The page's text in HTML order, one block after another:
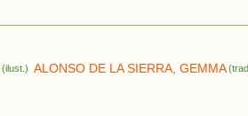
(ilust.) ALONSO DE LA SIERRA, GEMMA